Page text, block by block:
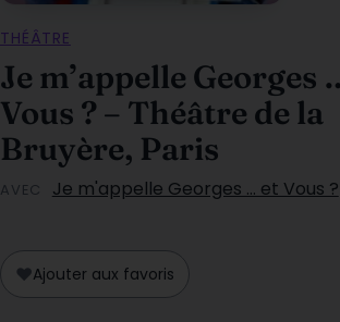
THÉÂTRE
Je m’appelle Georges
Vous ? – Théâtre de la
Bruyère, Paris
AVEC Je m'appelle Georges ... et Vous ?
♥Ajouter aux favoris